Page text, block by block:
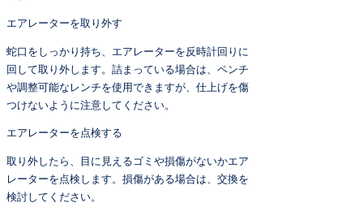
エアレーターを取り外す
蛇口をしっかり持ち、エアレーターを反時計回りに
回して取り外します。詰まっている場合は、ペンチ
や調整可能なレンチを使用できますが、仕上げを傷
つけないように注意してください。
エアレーターを点検する
取り外したら、目に見えるゴミや損傷がないかエア
レーターを点検します。損傷がある場合は、交換を
検討してください。